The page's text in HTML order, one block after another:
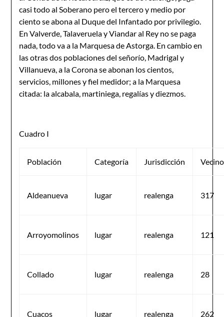
casi todo al Soberano pero el tercero y medio por
ciento se abona al Duque del Infantado por privilegio.
En Valverde, Talaveruela y Viandar al Rey no se paga
nada, todo va a la Marquesa de Astorga. En cambio en
las otras dos poblaciones del señorío, Madrigal y
Villanueva, a la Corona se abonan los cientos,
servicios, millones y fiel medidor; a la Marquesa
citada: la alcabala, martiniega, regalías y diezmos.
Cuadro I
Población Categoría Jurisdicción
Aldeanueva lugar realenga 317
Arroyomolinos lugar realenga 121
Collado lugar realenga 28
Cuacos lugar realenga 262